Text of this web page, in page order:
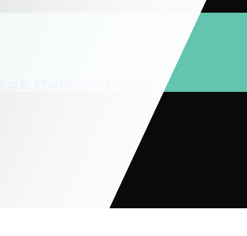
8, Phú Nhuận, TP.HCM